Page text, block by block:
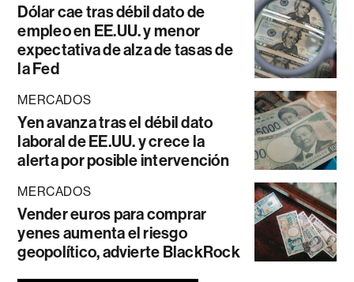
Dólar cae tras débil dato de
empleo en EE.UU. y menor
expectativa de alza de tasas de
la Fed
MERCADOS
Yen avanza tras el débil dato
laboral de EE.UU. y crece la
alerta por posible intervención
MERCADOS
Vender euros para comprar
yenes aumenta el riesgo
geopolítico, advierte BlackRock